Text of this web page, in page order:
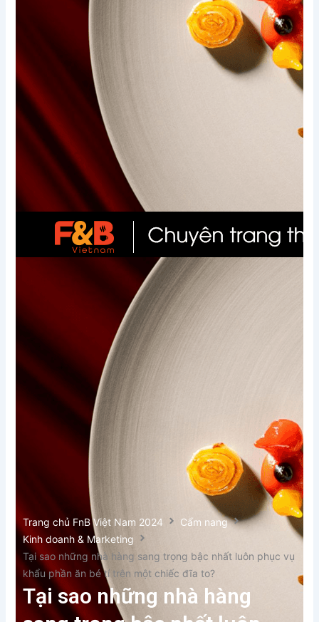
Trang chủ FnB Việt Nam 2024
Cẩm nang
Kinh doanh & Marketing
Tại sao những nhà hàng sang trọng bậc nhất luôn phục vụ
khẩu phần ăn bé tí trên một chiếc đĩa to?
Tại sao những nhà hàng